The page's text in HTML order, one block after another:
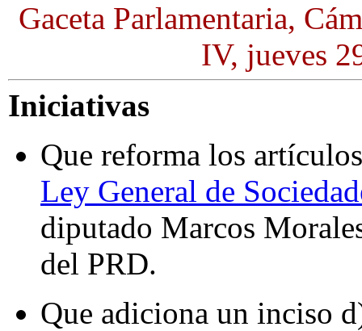
Gaceta Parlamentaria,
IV, jueves
Iniciativas
Que reforma los
Ley General de
diputado Marcos
del PRD.
Que adiciona un inciso